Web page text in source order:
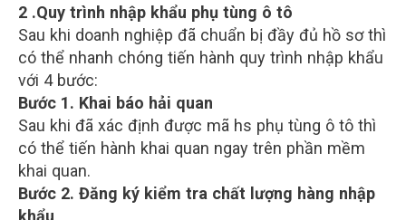
2 .Quy trình nhập khẩu phụ tùng ô tô
Sau khi doanh nghiệp đã chuẩn bị đầy đủ hồ sơ thì
có thể nhanh chóng tiến hành quy trình nhập khẩu
với 4 bước:
Bước 1. Khai báo hải quan
Sau khi đã xác định được mã hs phụ tùng ô tô thì
có thể tiến hành khai quan ngay trên phần mềm
khai quan.
Bước 2. Đăng ký kiểm tra chất lượng hàng nhập
khẩu